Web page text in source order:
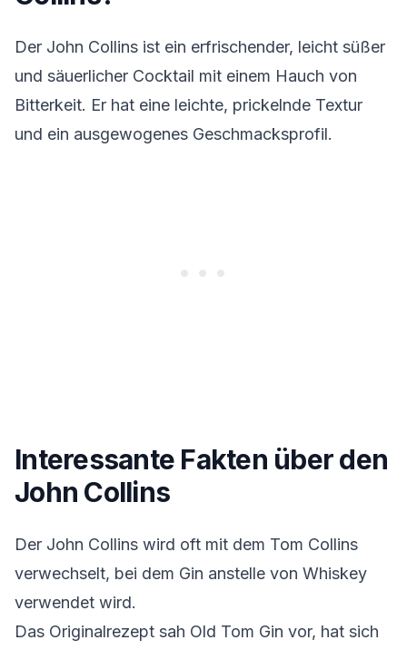
Der John Collins ist ein erfrischender, leicht süßer
und säuerlicher Cocktail mit einem Hauch von
Bitterkeit. Er hat eine leichte, prickelnde Textur
und ein ausgewogenes Geschmacksprofil.
Interessante Fakten über den
John Collins
Der John Collins wird oft mit dem Tom Collins
verwechselt, bei dem Gin anstelle von Whiskey
verwendet wird.
Das Originalrezept sah Old Tom Gin vor, hat sich